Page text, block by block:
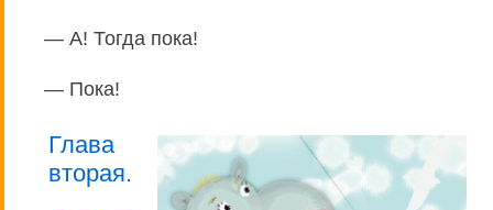
— А! Тогда пока!
— Пока!
Глава
вторая.